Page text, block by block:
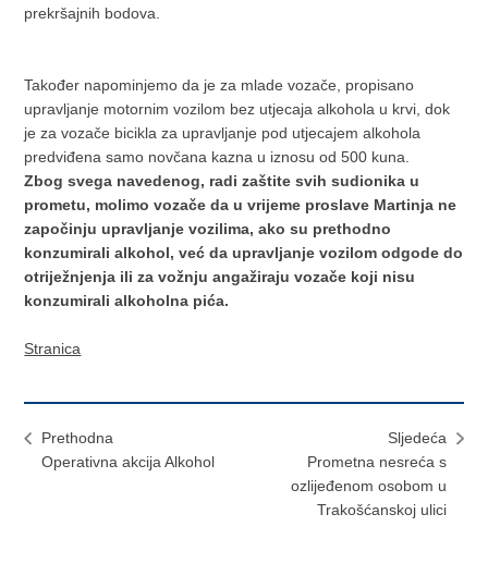
prekršajnih bodova.
Također napominjemo da je za mlade vozače, propisano
upravljanje motornim vozilom bez utjecaja alkohola u krvi, dok
je za vozače bicikla za upravljanje pod utjecajem alkohola
predviđena samo novčana kazna u iznosu od 500 kuna.
Zbog svega navedenog, radi zaštite svih sudionika u
prometu, molimo vozače da u vrijeme proslave Martinja ne
započinju upravljanje vozilima, ako su prethodno
konzumirali alkohol, već da upravljanje vozilom odgode do
otriježnjenja ili za vožnju angažiraju vozače koji nisu
konzumirali alkoholna pića.
Stranica
Prethodna
Operativna akcija Alkohol
Sljedeća
Prometna nesreća s
ozlijeđenom osobom u
Trakošćanskoj ulici